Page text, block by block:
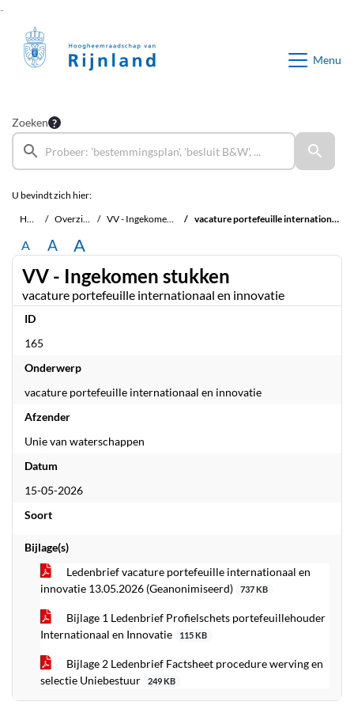
Menu
Zoeken
U bevindt zich hier:
Home
Overzichten VV - Ingekomen stukken vacature portefeuille internationaal en innovatie
A A A
VV - Ingekomen stukken
vacature portefeuille internationaal en innovatie
ID
165
Onderwerp
vacature portefeuille internationaal en innovatie
Afzender
Unie van waterschappen
Datum
15-05-2026
Soort
Bijlage(s)
Ledenbrief vacature portefeuille internationaal en
innovatie 13.05.2026 (Geanonimiseerd)
737 KB
Bijlage 1 Ledenbrief Profielschets portefeuillehouder
Internationaal en Innovatie
115 KB
Bijlage 2 Ledenbrief Factsheet procedure werving en
selectie Uniebestuur
249 KB